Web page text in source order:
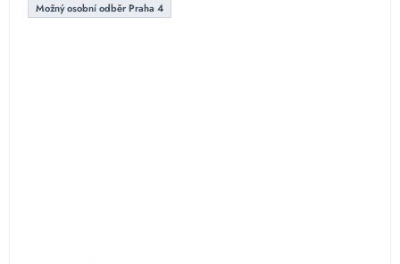
Možný osobní odběr Praha 4